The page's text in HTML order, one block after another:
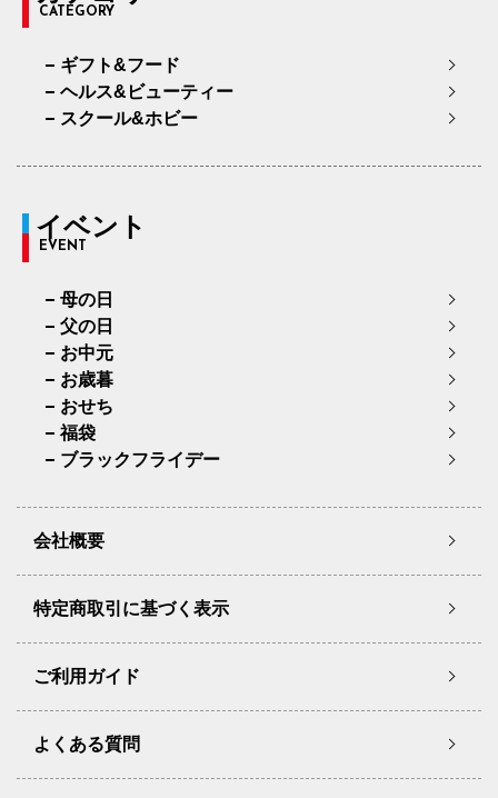
CATEGORY
ギフト&フード
ヘルス&ビューティー
スクール&ホビー
イベント
EVENT
母の日
父の日
お中元
お歳暮
おせち
福袋
ブラックフライデー
会社概要
特定商取引に基づく表示
ご利用ガイド
よくある質問